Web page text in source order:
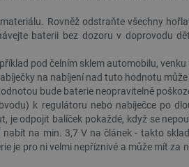
Rovněž odstraňte všechny
baterii bez dozoru v doprovodu
pod čelním sklem automobilu,
na nabíjení nad tuto hodnotu
bude baterie neopravitelně
k regulátoru nebo nabíječce po
odpojit balíček pokaždé, když se
na min. 3,7 V na článek - takto
pro ni velmi nepříznivé a může mít
Tento soubor cookie se používá k uložení
Tento soubor cookie se používá k zajištění toho,
košíku neměnil při procházení různých stránek
obchodu a jeho pozdějším návratu.
Tento soubor cookie používá služba Cookie-
předvoleb souhlasu se soubory cookie
cookie Cookie-Script.com fungoval správně.
Tento soubor cookie se používá k rozlišení mezi
přínosné, aby bylo možné podávat platné zprávy